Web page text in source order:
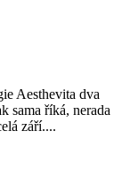
Aesthevita dva
sama říká, nerada
září....